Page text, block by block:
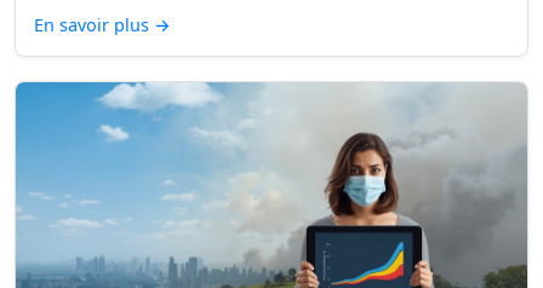
En savoir plus →